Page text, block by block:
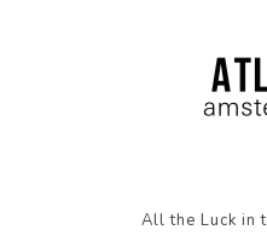
All the Luck in